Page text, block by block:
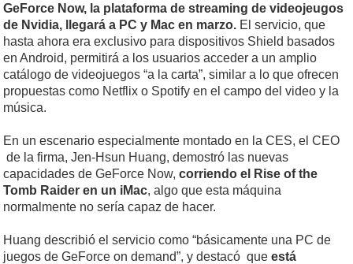
GeForce Now, la plataforma de streaming de videojeugos
de Nvidia, llegará a PC y Mac en marzo. El servicio, que
hasta ahora era exclusivo para dispositivos Shield basados
en Android, permitirá a los usuarios acceder a un amplio
catálogo de videojuegos “a la carta”, similar a lo que ofrecen
propuestas como Netflix o Spotify en el campo del video y la
música.
En un escenario especialmente montado en la CES, el CEO
de la firma, Jen-Hsun Huang, demostró las nuevas
capacidades de GeForce Now, corriendo el Rise of the
Tomb Raider en un iMac, algo que esta máquina
normalmente no sería capaz de hacer.
Huang describió el servicio como “básicamente una PC de
juegos de GeForce on demand”, y destacó que está